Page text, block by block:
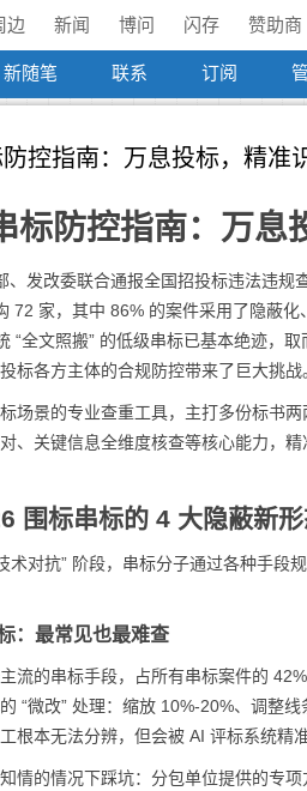
边 新闻 博问 闪存 赞助商
新随笔 联系 订阅
控指南：万息投标，精准
标防控指南：万息
、发改委联合通报全国招投标违法违
72 家，其中 86% 的案件采用了隐蔽
“全文照搬” 的低级串标已基本绝迹，
标各方主体的合规防控带来了巨大挑战
场景的专业查重工具，主打多份标书
、关键信息全维度核查等核心能力，
围标串标的 4 大隐蔽新
术对抗” 阶段，串标分子通过各种手
：最常见也最难查
流的串标手段，占所有串标案件的
“微改” 处理：缩放 10%-20%、调整
根本无法分辨，但会被 AI 评标系统精
情的情况下踩坑：分包单位提供的专